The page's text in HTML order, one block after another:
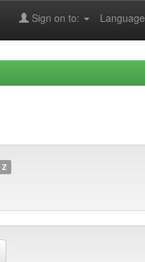
Language
Sign on to:
Z